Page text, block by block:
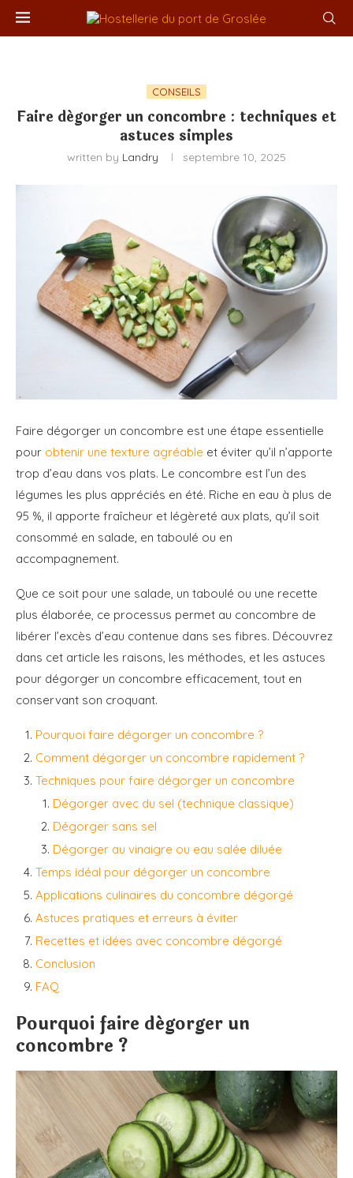
CONSEILS
Faire dégorger un concombre : techniques et
astuces simples
written by Landry septembre 10, 2025
Faire dégorger un concombre est une étape essentielle
pour obtenir une texture agréable et éviter qu’il n’apporte
trop d’eau dans vos plats. Le concombre est l’un des
légumes les plus appréciés en été. Riche en eau à plus de
95 %, il apporte fraîcheur et légèreté aux plats, qu’il soit
consommé en salade, en taboulé ou en
accompagnement.
Que ce soit pour une salade, un taboulé ou une recette
plus élaborée, ce processus permet au concombre de
libérer l’excès d’eau contenue dans ses fibres. Découvrez
dans cet article les raisons, les méthodes, et les astuces
pour dégorger un concombre efficacement, tout en
conservant son croquant.
Pourquoi faire dégorger un concombre ?
Comment dégorger un concombre rapidement ?
Techniques pour faire dégorger un concombre
Dégorger avec du sel (technique classique)
Dégorger sans sel
Dégorger au vinaigre ou eau salée diluée
Temps idéal pour dégorger un concombre
Applications culinaires du concombre dégorgé
Astuces pratiques et erreurs à éviter
Recettes et idées avec concombre dégorgé
Conclusion
FAQ
Pourquoi faire dégorger un
concombre ?